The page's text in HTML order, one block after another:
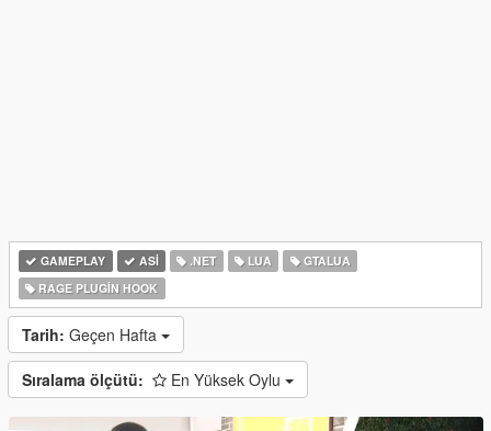
GAMEPLAY ASI .NET LUA
GTALUA
RAGE PLUGIN HOOK
Tarih: Geçen Hafta
Sıralama ölçütü: En Yüksek Oylu